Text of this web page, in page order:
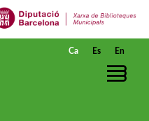
Ca Es En